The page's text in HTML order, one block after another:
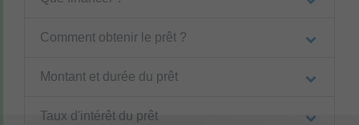
Comment obtenir le prêt ?
Montant et durée du prêt
Taux d'intérêt du prêt